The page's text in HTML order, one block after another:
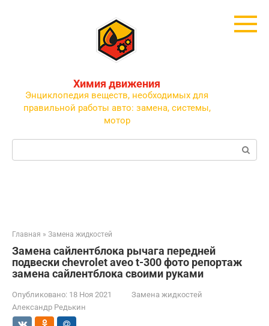
Химия движения
Энциклопедия веществ, необходимых для
правильной работы авто: замена, системы,
мотор
Поиск:
Главная » Замена жидкостей
Замена сайлентблока рычага передней
подвески chevrolet aveo t-300 фото репортаж
замена сайлентблока своими руками
Опубликовано: 18 Ноя 2021
Замена жидкостей
Александр Редькин